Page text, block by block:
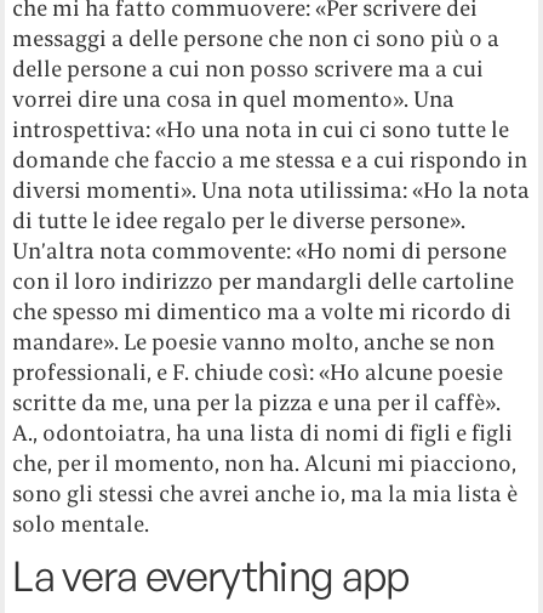
che mi ha fatto commuovere: «Per scrivere dei
messaggi a delle persone che non ci sono più o a
delle persone a cui non posso scrivere ma a cui
vorrei dire una cosa in quel momento». Una
introspettiva: «Ho una nota in cui ci sono tutte le
domande che faccio a me stessa e a cui rispondo in
diversi momenti». Una nota utilissima: «Ho la nota
di tutte le idee regalo per le diverse persone».
Un’altra nota commovente: «Ho nomi di persone
con il loro indirizzo per mandargli delle cartoline
che spesso mi dimentico ma a volte mi ricordo di
mandare». Le poesie vanno molto, anche se non
professionali, e F. chiude così: «Ho alcune poesie
scritte da me, una per la pizza e una per il caffè».
A., odontoiatra, ha una lista di nomi di figli e figli
che, per il momento, non ha. Alcuni mi piacciono,
sono gli stessi che avrei anche io, ma la mia lista è
solo mentale.
La vera everything app